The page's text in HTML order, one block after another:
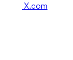
X.com